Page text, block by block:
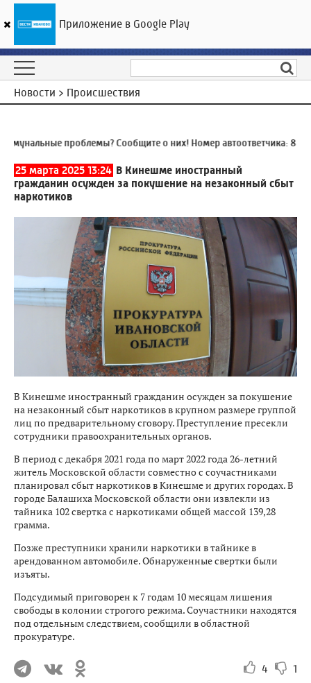
ГТРК «Ивтелерадио»
Новости > Происшествия
проблемы? Сообщите о них! Номер автоответчика:8
25 марта 2025 13:24 В Кинешме иностранный
гражданин осужден за покушение на незаконный сбыт
наркотиков
В Кинешме иностранный гражданин осужден за покушение
на незаконный сбыт наркотиков в крупном размере группой
лиц по предварительному сговору. Преступление пресекли
сотрудники правоохранительных органов.
В период с декабря 2021 года по март 2022 года 26-летний
житель Московской области совместно с соучастниками
планировал сбыт наркотиков в Кинешме и других городах. В
городе Балашиха Московской области они извлекли из
тайника 102 свертка с наркотиками общей массой 139,28
грамма.
Позже преступники хранили наркотики в тайнике в
арендованном автомобиле. Обнаруженные свертки были
изъяты.
Подсудимый приговорен к 7 годам 10 месяцам лишения
свободы в колонии строгого режима. Соучастники находятся
под отдельным следствием, сообщили в областной
прокуратуре.
4 1
Приложение в Google Play